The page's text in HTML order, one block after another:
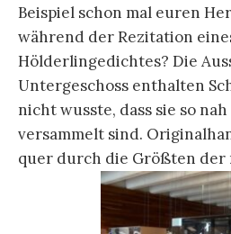
Beispiel schon mal euren
während der Rezitation
Hölderlingedichtes? Die
Untergeschoss enthalten
nicht wusste, dass sie so
versammelt sind.
quer durch die Größten der